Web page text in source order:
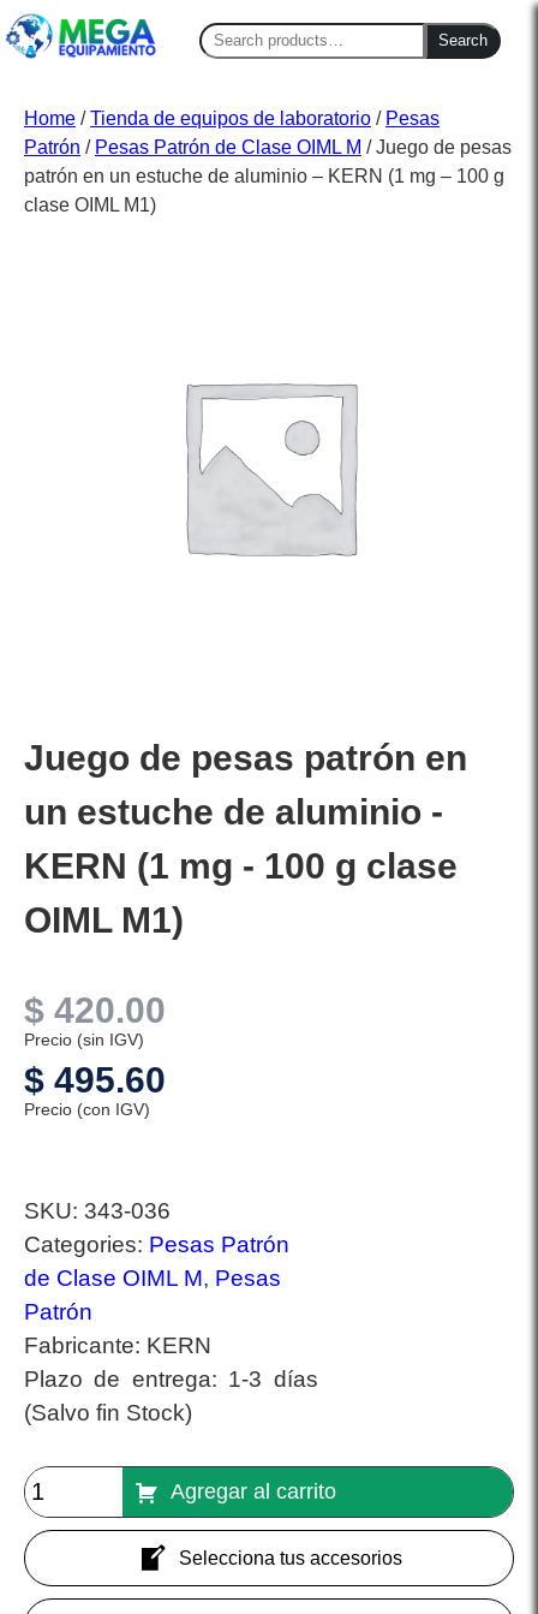
Search
for:
Search
Home /Tienda de equipos de laboratorio / Pesas
Patrón / Pesas Patrón de Clase OIML M / Juego de pesas
patrón en un estuche de aluminio – KERN (1 mg – 100 g
clase OIML M1)
Juego de pesas patrón en
un estuche de aluminio -
KERN (1 mg - 100 g clase
OIML M1)
$ 420.00
Precio (sin IGV)
$ 495.60
Precio (con IGV)
SKU: 343-036
Categories: Pesas Patrón
de Clase OIML M, Pesas
Patrón
Fabricante: KERN
Plazo de entrega: 1-3 días
(Salvo fin Stock)
Agregar al carrito
Selecciona tus accesorios